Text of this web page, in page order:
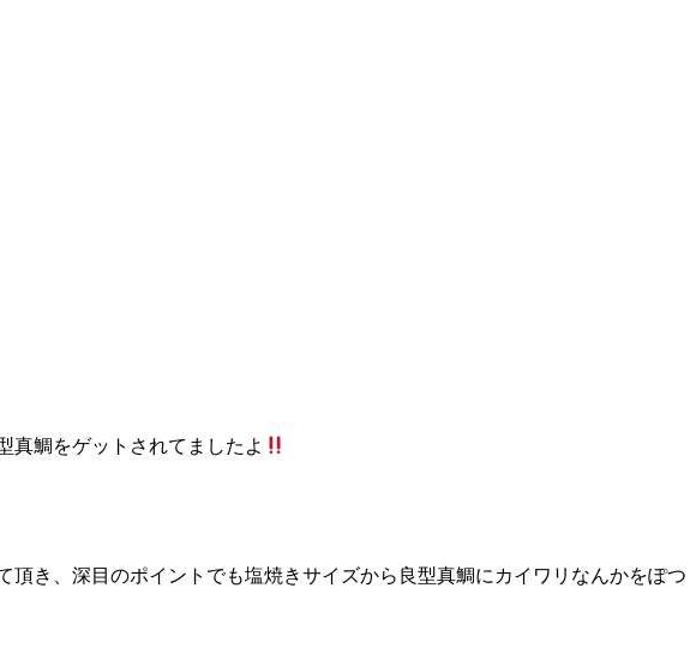
真鯛をゲットされてましたよ
き、深目のポイントでも塩焼きサイズから良型真鯛にカイワリなんかをぽつ